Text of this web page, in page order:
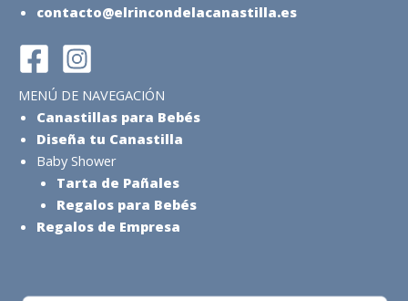
contacto@elrincondelacanastilla.es
MENÚ DE NAVEGACIÓN
Canastillas para Bebés
Diseña tu Canastilla
Baby Shower
Tarta de Pañales
Regalos para Bebés
Regalos de Empresa